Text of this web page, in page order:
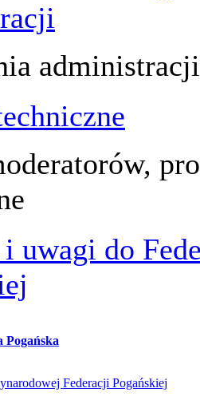
uwagi do
Pogańska
Federacji Pogańskiej